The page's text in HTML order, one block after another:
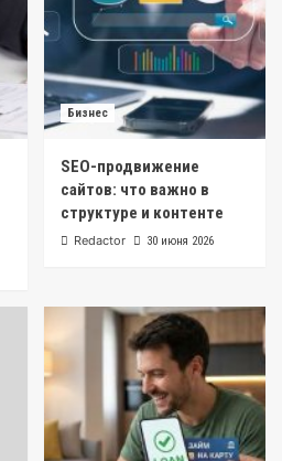
Бизнес
SEO-продвижение
сайтов: что важно в
структуре и контенте
Redactor 30 июня 2026